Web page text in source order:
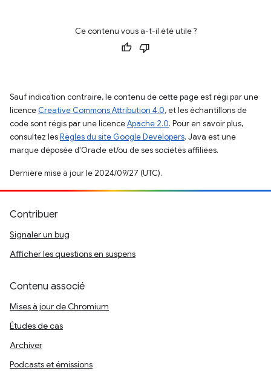
Ce contenu vous a-t-il été utile ?
Sauf indication contraire, le contenu de cette page est régi par une
licence Creative Commons Attribution 4.0, et les échantillons de
code sont régis par une licenceApache 2.0. Pour en savoir plus,
consultez lesRègles du site Google Developers. Java est une
marque déposée d'Oracle et/ou de ses sociétés affiliées.
Dernière mise à jour le 2024/09/27 (UTC).
Contribuer
Signaler un bug
Afficher les questions en suspens
Contenu associé
Mises à jour de Chromium
Études de cas
Archiver
Podcasts et émissions